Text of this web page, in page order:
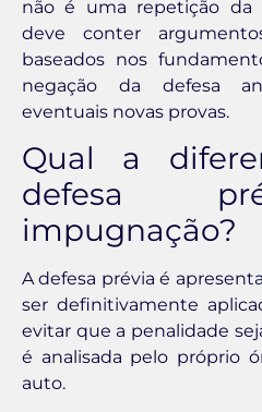
não é uma repetição da
deve conter
baseados nos
negação da defesa
eventuais novas provas.
Qual a
defesa
impugnação?
A defesa prévia é
ser definitivamente
evitar que a penalidade
é analisada pelo próprio
auto.